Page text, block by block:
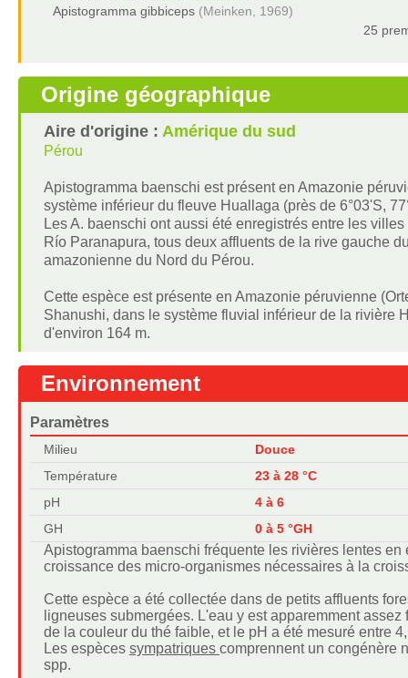
Apistogramma gibbiceps (Meinken, 1969)
25
Origine géographique
Aire d'origine : Amérique du sud
Pérou
Apistogramma baenschi est présent en Amazonie
système inférieur du fleuve Huallaga (près de 6°03'S,
Les A. baenschi ont aussi été enregistrés entre les
Río Paranapura, tous deux affluents de la rive gauche
amazonienne du Nord du Pérou.
Cette espèce est présente en Amazonie péruvienne
Shanushi, dans le système fluvial inférieur de la rivière
d'environ 164 m.
Environnement
Paramètres
Milieu
Douce
Température
23 à 28 °C
pH
4 à 6
GH
0 à 5 °GH
Apistogramma baenschi fréquente les rivières lentes
croissance des micro-organismes nécessaires à la
Cette espèce a été collectée dans de petits affluents
ligneuses submergées. L'eau y est apparemment
de la couleur du thé faible, et le pH a été mesuré entre
Les espèces sympatriques comprennent un congénère
spp.